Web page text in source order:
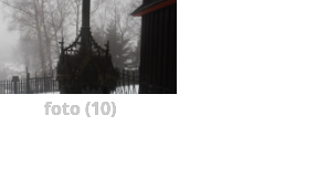
foto (10)